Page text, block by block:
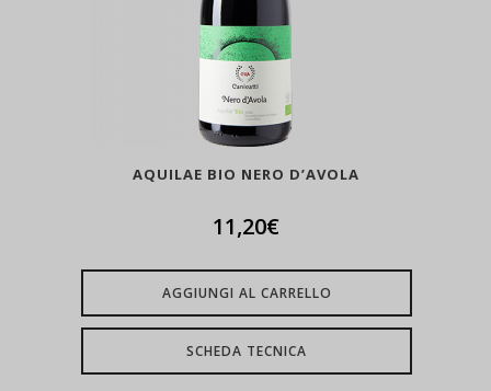
AQUILAE BIO NERO D’AVOLA
11,20€
AGGIUNGI AL CARRELLO
SCHEDA TECNICA